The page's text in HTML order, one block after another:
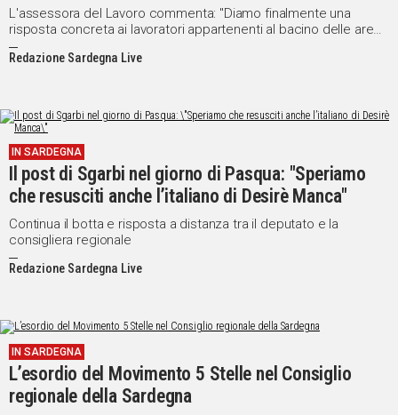
MEDIO
CAMPIDANO
POLITICA
IN
ITALIA
NEL
MONDO
SPORT
STORIE
VIDEO
Vai
L'assessora del Lavoro commenta: "Diamo finalmente una
risposta concreta ai lavoratori appartenenti al bacino delle aree
di crisi industriale"
Redazione Sardegna Live
IN SARDEGNA
Il post di Sgarbi nel giorno di Pasqua: "Speriamo
che resusciti anche l’italiano di Desirè Manca"
Continua il botta e risposta a distanza tra il deputato e la
consigliera regionale
Redazione Sardegna Live
IN SARDEGNA
L’esordio del Movimento 5 Stelle nel Consiglio
regionale della Sardegna